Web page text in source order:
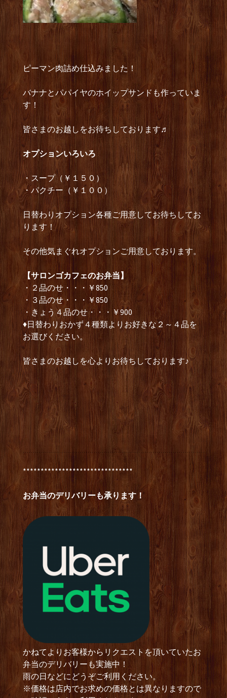
ピーマン肉詰め仕込みました！
バナナとパパイヤのホイップサンドも作っていま
す！
皆さまのお越しをお待ちしております♬
オプションいろいろ
・スープ（￥１５０）
・パクチー（￥１００）
日替わりオプション各種ご用意してお待ちしてお
ります！
その他気まぐれオプションご用意しております。
【サロンゴカフェのお弁当】
・２品のせ・・・￥850
・３品のせ・・・￥850
・きょう４品のせ・・・￥900
♦日替わりおかず４種類よりお好きな２～４品を
お選びください。
皆さまのお越しを心よりお待ちしております♪
*******************************
お弁当のデリバリーも承ります！
かねてよりお客様からリクエストを頂いていたお
弁当のデリバリーも実施中！
雨の日などにどうぞご利用ください。
※価格は店内でお求めの価格とは異なりますので